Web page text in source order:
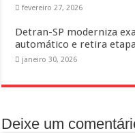
fevereiro 27, 2026
Detran-SP moderniza
automático e retira
janeiro 30, 2026
Deixe um